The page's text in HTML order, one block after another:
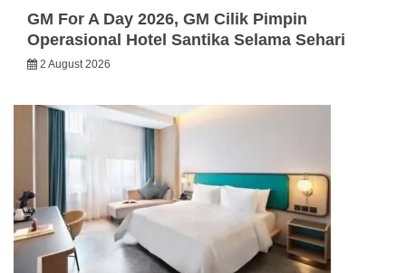
GM For A Day 2026, GM Cilik Pimpin
Operasional Hotel Santika Selama Sehari
2 August 2026